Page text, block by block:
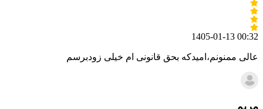
1405-01-13 00:32
عالی ممنونم،امیدکه بحق قانونی ام خیلی زودبرسم
مریم